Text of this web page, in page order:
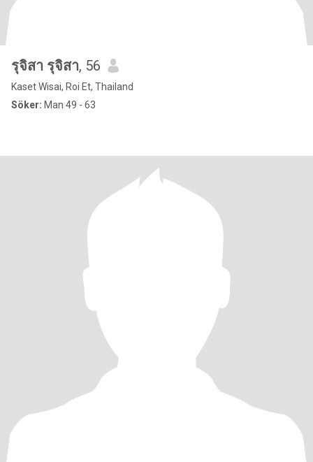
รุจิสา รุจิสา, 56
Kaset Wisai, Roi Et, Thailand
Söker: Man 49 - 63